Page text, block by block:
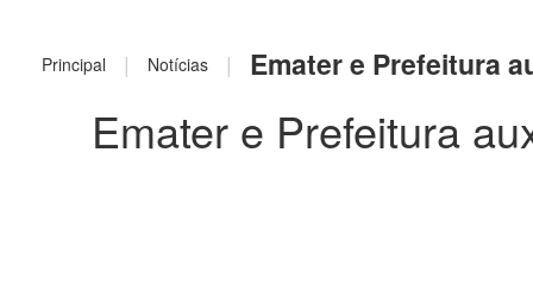
Principal | Notícias | Emater e Prefeitura
Emater e Prefeitura